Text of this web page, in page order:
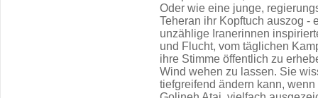
Oder wie eine junge,
Teheran ihr Kopftuch auszog -
unzählige Iranerinnen
und Flucht, vom täglichen
ihre Stimme öffentlich zu
Wind wehen zu lassen. Sie
tiefgreifend ändern kann,